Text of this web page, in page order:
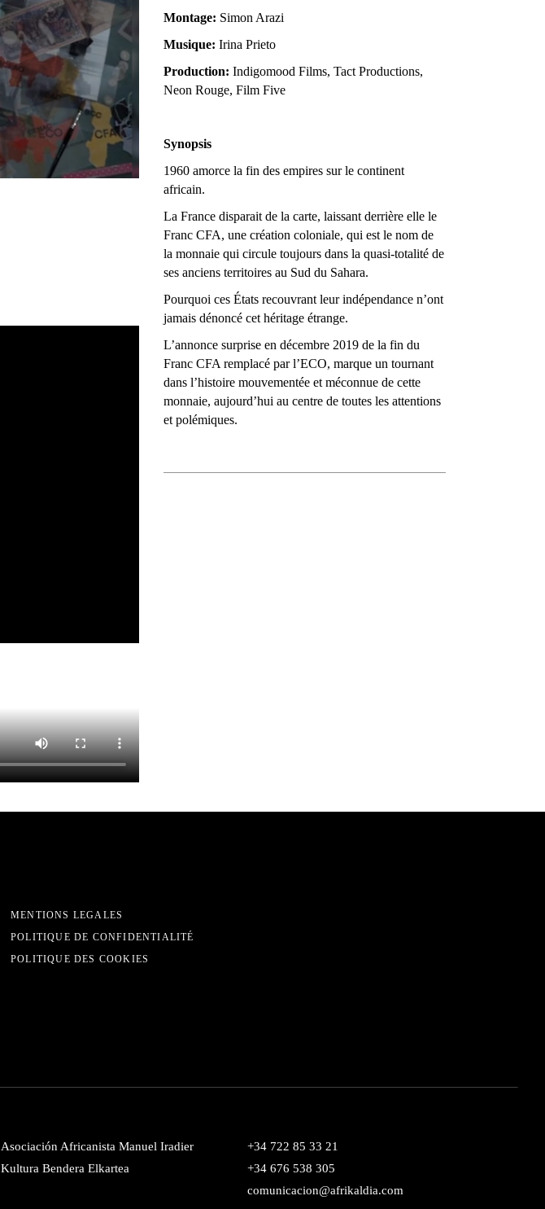
Montage: Simon Arazi
Musique: Irina Prieto
Production: Indigomood Films,Tact Productions,
Neon Rouge, Film Five
Synopsis
1960 amorce la fin des empires sur le continent
africain.
La France disparait de la carte, laissant derrière elle le
Franc CFA, une création coloniale, qui est le nom de
la monnaie qui circule toujours dans la quasi-totalité de
ses anciens territoires au Sud du Sahara.
Pourquoi ces États recouvrant leur indépendance n’ont
jamais dénoncé cet héritage étrange.
L’annonce surprise en décembre 2019 de la fin du
Franc CFA remplacé par l’ECO, marque un tournant
dans l’histoire mouvementée et méconnue de cette
monnaie, aujourd’hui au centre de toutes les attentions
et polémiques.
MENTIONS LEGALES
POLITIQUE DE CONFIDENTIALITÉ
POLITIQUE DES COOKIES
Asociación Africanista Manuel Iradier
Kultura Bendera Elkartea
+34 722 85 33 21
+34 676 538 305
comunicacion@afrikaldia.com